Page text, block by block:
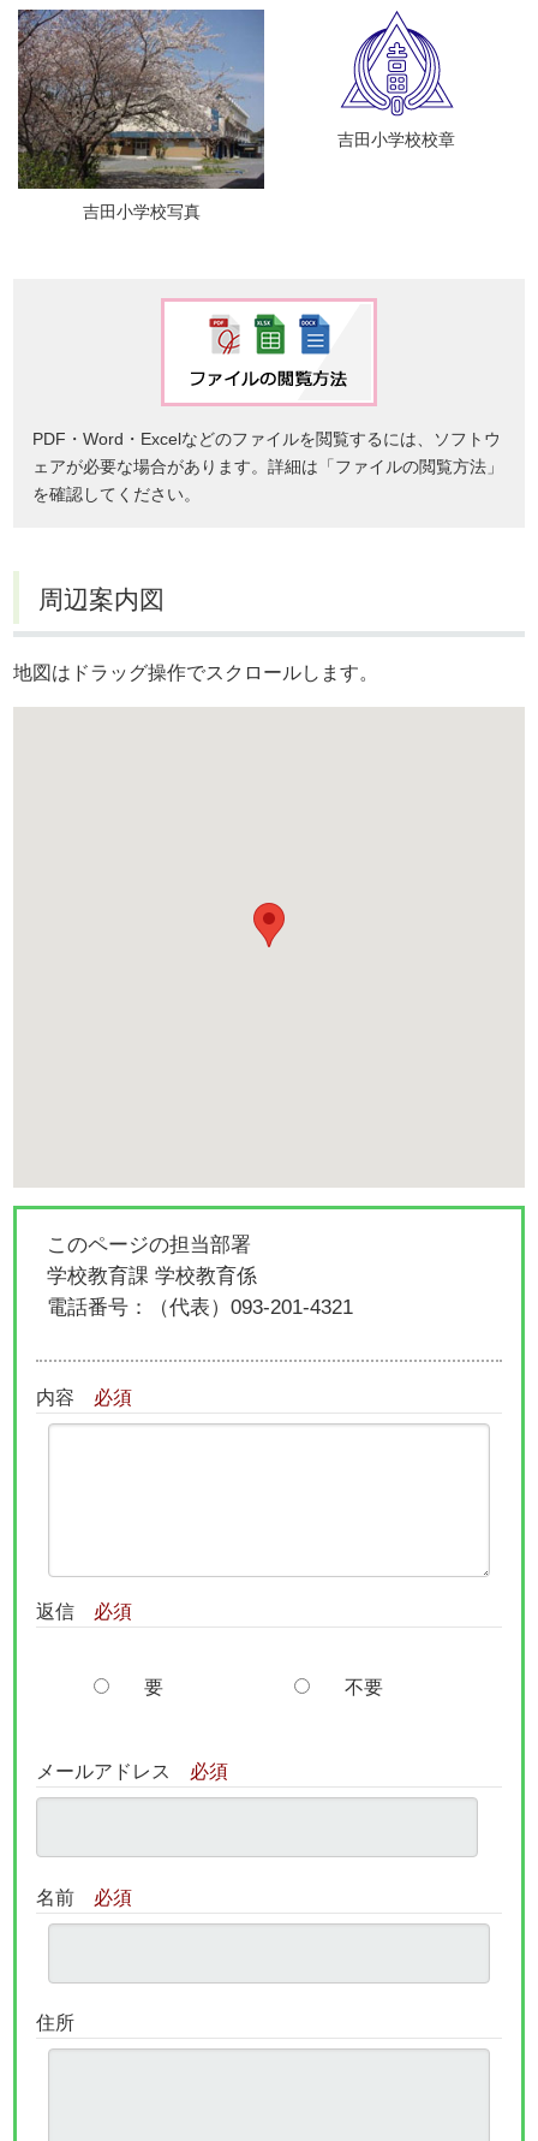
吉田小学校写真
吉田小学校校章
PDF・Word・Excelなどのファイルを閲覧するには、ソフトウ
ェアが必要な場合があります。詳細は「ファイルの閲覧方法」
を確認してください。
周辺案内図
地図はドラッグ操作でスクロールします。
このページの担当部署
学校教育課 学校教育係
電話番号：
（代表）093-201-4321
内容 必須
返信 必須
要 不要
メールアドレス 必須
名前 必須
住所